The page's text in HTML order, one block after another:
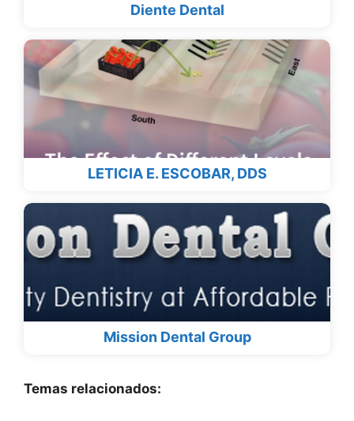
Diente Dental
LETICIA E. ESCOBAR, DDS
Mission Dental Group
Temas relacionados: